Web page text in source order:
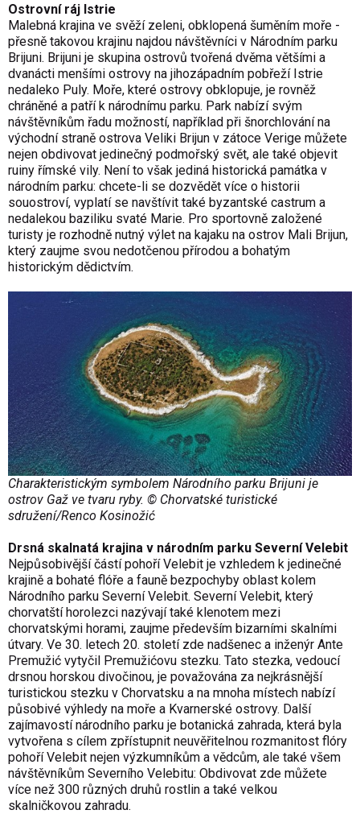
Ostrovní ráj Istrie
Malebná krajina ve svěží zeleni, obklopená šuměním moře -
přesně takovou krajinu najdou návštěvníci v Národním parku
Brijuni. Brijuni je skupina ostrovů tvořená dvěma většími a
dvanácti menšími ostrovy na jihozápadním pobřeží Istrie
nedaleko Puly. Moře, které ostrovy obklopuje, je rovněž
chráněné a patří k národnímu parku. Park nabízí svým
návštěvníkům řadu možností, například při šnorchlování na
východní straně ostrova Veliki Brijun v zátoce Verige můžete
nejen obdivovat jedinečný podmořský svět, ale také objevit
ruiny římské vily. Není to však jediná historická památka v
národním parku: chcete-li se dozvědět více o historii
souostroví, vyplatí se navštívit také byzantské castrum a
nedalekou baziliku svaté Marie. Pro sportovně založené
turisty je rozhodně nutný výlet na kajaku na ostrov Mali Brijun,
který zaujme svou nedotčenou přírodou a bohatým
historickým dědictvím.
Charakteristickým symbolem Národního parku Brijuni je
ostrov Gaž ve tvaru ryby. © Chorvatské turistické
sdružení/Renco Kosinožić
Drsná skalnatá krajina v národním parku Severní Velebit
Nejpůsobivější částí pohoří Velebit je vzhledem k jedinečné
krajině a bohaté flóře a fauně bezpochyby oblast kolem
Národního parku Severní Velebit. Severní Velebit, který
chorvatští horolezci nazývají také klenotem mezi
chorvatskými horami, zaujme především bizarními skalními
útvary. Ve 30. letech 20. století zde nadšenec a inženýr Ante
Premužić vytyčil Premužićovu stezku. Tato stezka, vedoucí
drsnou horskou divočinou, je považována za nejkrásnější
turistickou stezku v Chorvatsku a na mnoha místech nabízí
působivé výhledy na moře a Kvarnerské ostrovy. Další
zajímavostí národního parku je botanická zahrada, která byla
vytvořena s cílem zpřístupnit neuvěřitelnou rozmanitost flóry
pohoří Velebit nejen výzkumníkům a vědcům, ale také všem
návštěvníkům Severního Velebitu: Obdivovat zde můžete
více než 300 různých druhů rostlin a také velkou
skalničkovou zahradu.